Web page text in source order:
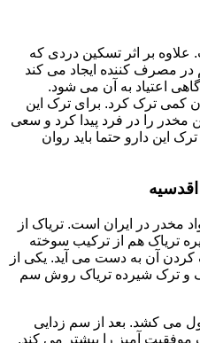
بر اثر تسکین دردی که
مصرف کننده ایجاد می کند
اعتیاد به آن می شود.
کمی ترک کرد. برای ترک این
مخدر را در فرد پیدا کرد و سعی
این دارو حتما باید روان
مخدر در ایران است. تریاک از
تریاک هم از ترکیب سوخته
آن به دست می آید. یکی از
و ترک شیرده تریاک روش سم
تقریبا ۱۴ روز طول می کشد. بعد از سم زدایی
موفقیت آمیز را بیشتر می کند.